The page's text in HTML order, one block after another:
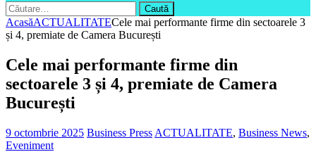
Caută
după:
AcasăACTUALITATECele mai performante firme din sectoarele 3
și 4, premiate de Camera București
Cele mai performante firme din
sectoarele 3 și 4, premiate de Camera
București
9 octombrie 2025 Business Press ACTUALITATE, Business News,
Eveniment